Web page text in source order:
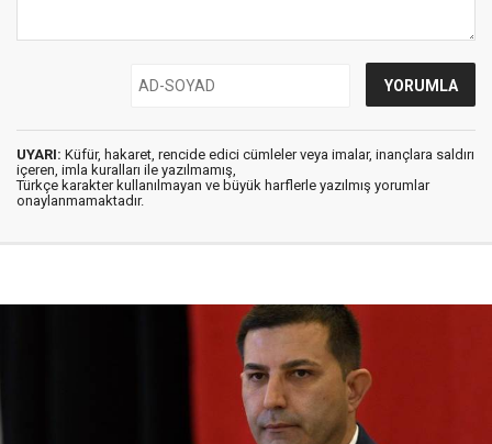
UYARI: Küfür, hakaret, rencide edici cümleler veya imalar, inançlara saldırı
içeren, imla kuralları ile yazılmamış,
Türkçe karakter kullanılmayan ve büyük harflerle yazılmış yorumlar
onaylanmamaktadır.